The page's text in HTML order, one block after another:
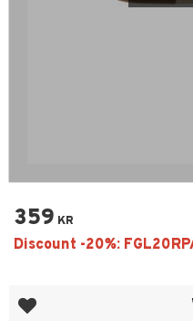
359 KR
Add to favorites